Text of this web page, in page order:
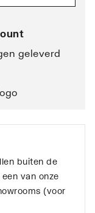
geleverd
buiten de
van onze
(voor